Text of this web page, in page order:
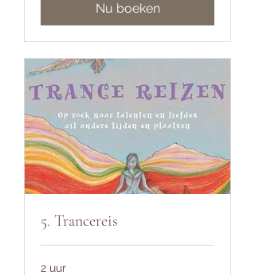
Nu boeken
5. Trancereis
2 uur